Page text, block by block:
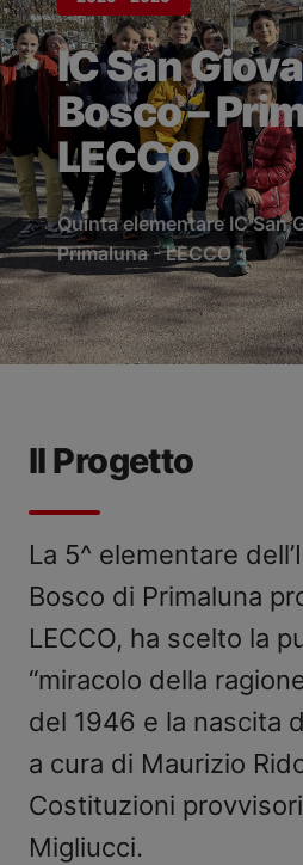
IC San
Bosco –
LECCO
Quinta elementare IC San
Primaluna - LECCO
Il Progetto
La 5^ elementare
Bosco di Primaluna
LECCO, ha scelto la
“miracolo della
del 1946 e la nascita
a cura di Maurizio
Costituzioni
Migliucci.